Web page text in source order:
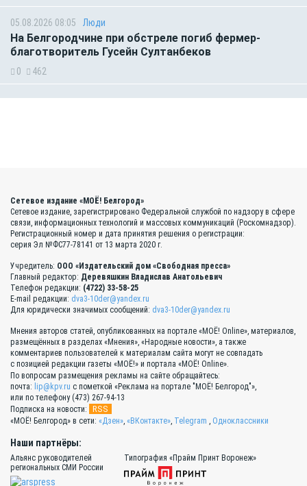
05.08.2026 08:05 Люди
На Белгородчине при обстреле погиб фермер-
благотворитель Гусейн Султанбеков
0 462
Сетевое издание «МОЁ! Белгород»
Сетевое издание, зарегистрировано Федеральной службой по надзору в сфере
связи, информационных технологий и массовых коммуникаций (Роскомнадзор).
Регистрационный номер и дата принятия решения о регистрации:
серия Эл №ФС77-78141 от 13 марта 2020 г.
Учредитель: ООО «Издательский дом «Свободная пресса»
Главный редактор: Деревяшкин Владислав Анатольевич
Телефон редакции: (4722) 33-58-25
E-mail редакции: dva3-10der@yandex.ru
Для юридически значимых сообщений: dva3-10der@yandex.ru
Мнения авторов статей, опубликованных на портале «МОЁ! Online», материалов,
размещённых в разделах «Мнения», «Народные новости», а также
комментариев пользователей к материалам сайта могут не совпадать
с позицией редакции газеты «МОЁ!» и портала «МОЁ! Online».
По вопросам размещения рекламы на сайте обращайтесь:
почта: lip@kpv.ru с пометкой «Реклама на портале "МОЁ! Белгород"»,
или по телефону (473) 267-94-13
Подписка на новости:
RSS
«МОЁ! Белгород» в сети: «Дзен», «ВКонтакте», Telegram , Одноклассники
Наши партнёры:
Альянс руководителей
региональных СМИ России
Типография «Прайм Принт Воронеж»